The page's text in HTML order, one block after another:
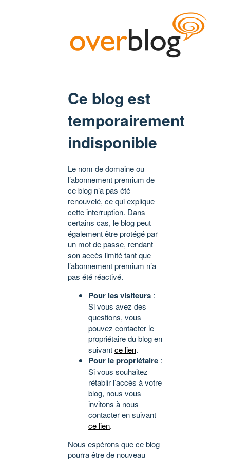
Ce blog est
temporairement
indisponible
Le nom de domaine ou
l’abonnement premium de
ce blog n’a pas été
renouvelé, ce qui explique
cette interruption. Dans
certains cas, le blog peut
également être protégé par
un mot de passe, rendant
son accès limité tant que
l’abonnement premium n’a
pas été réactivé.
Pour les visiteurs :
Si vous avez des
questions, vous
pouvez contacter le
propriétaire du blog en
suivantce lien.
Pour le propriétaire :
Si vous souhaitez
rétablir l’accès à votre
blog, nous vous
invitons à nous
contacter en suivant
ce lien.
Nous espérons que ce blog
pourra être de nouveau